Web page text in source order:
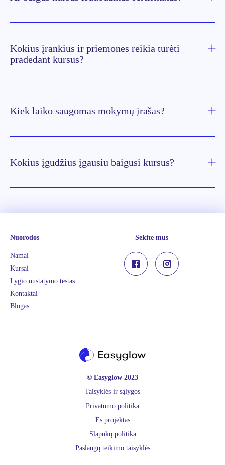
Kokius įrankius ir priemones reikia turėti
pradedant kursus?
Kiek laiko saugomas mokymų įrašas?
Kokius įgudžius įgausiu baigusi kursus?
Nuorodos
Namai
Kursai
Lygio nustatymo testas
Kontaktai
Blogas
Sekite mus
© Easyglow 2023
Taisyklės ir sąlygos
Privatumo politika
Es projektas
Slapukų politika
Paslaugų teikimo taisyklės